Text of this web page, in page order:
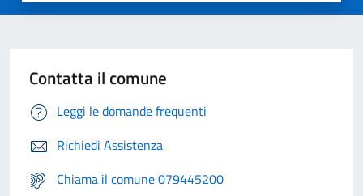
Contatta il comune
Leggi le domande frequenti
Richiedi Assistenza
Chiama il comune 079445200